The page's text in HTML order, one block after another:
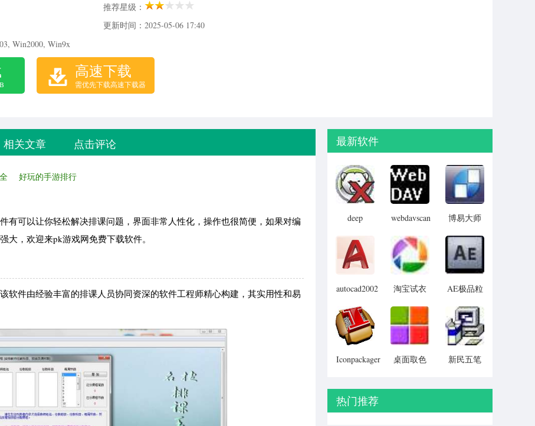
推荐星级：
更新时间：2025-05-06 17:40
Win2000, Win9x
高速下载
需优先下载高速下载器
相关文章 点击评论
好玩的手游排行
有可以让你轻松解决排课问题，界面非常人性化，操作也很简便，如果对编
大，欢迎来pk游戏网免费下载软件。
软件由经验丰富的排课人员协同资深的软件工程师精心构建，其实用性和易
最新软件
deep
password
remover(冰
点还原密
码清除器)
webdavscan
(web漏洞
扫描软件)
博易大师
autocad2002
淘宝试衣
AE极品粒
(Trapcode
Particular)
Iconpackager
桌面取色
新民五笔
热门推荐